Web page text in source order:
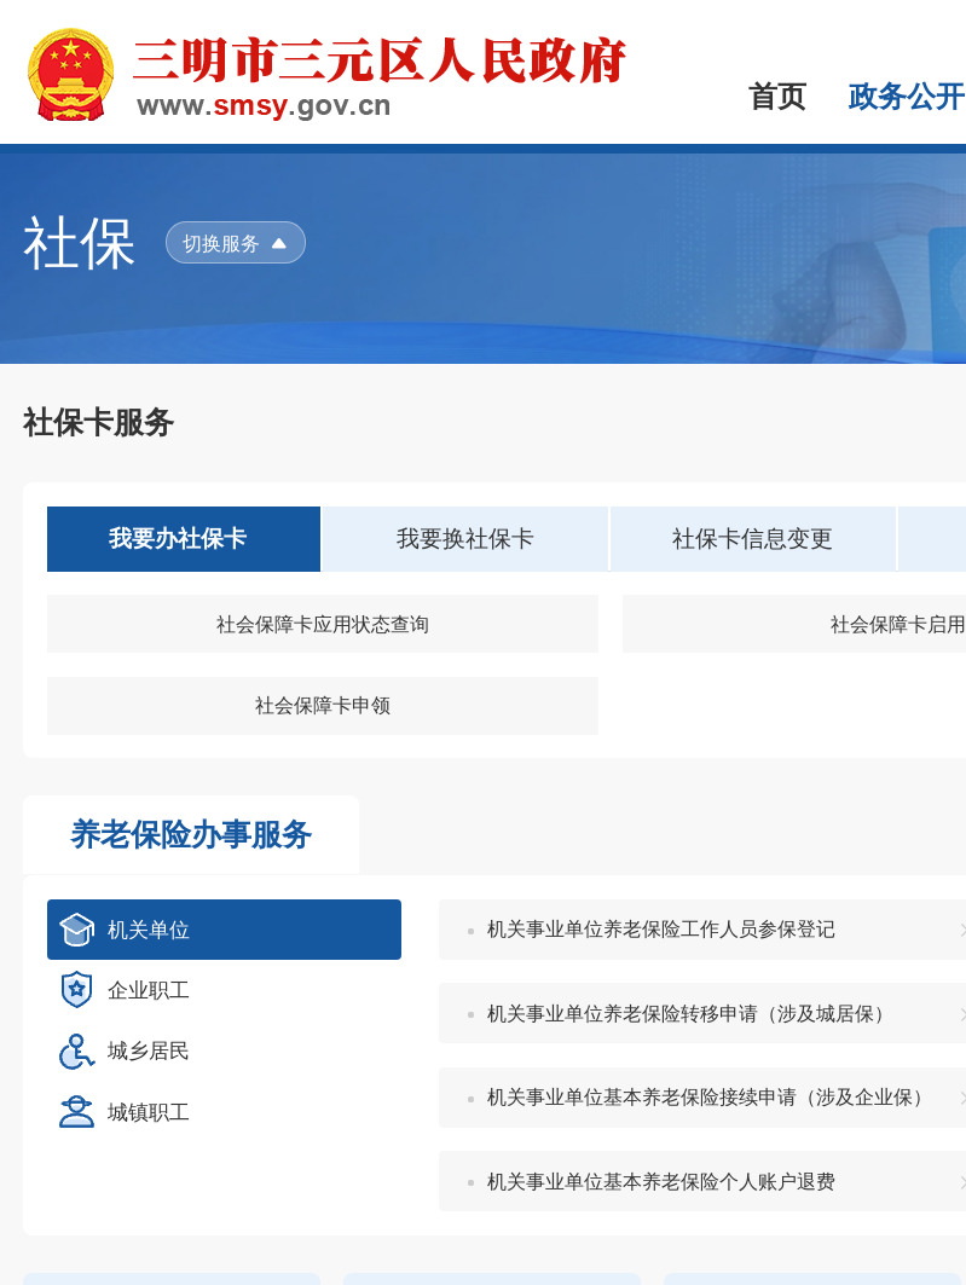
首页 政务公开
社保 切换服务
社保卡服务
我要办社保卡 我要换社保卡 社保卡信息变更
社会保障卡应用状态查询 社会保障卡启用
社会保障卡申领
养老保险办事服务
机关单位
企业职工
城乡居民
城镇职工
机关事业单位养老保险工作人员参保登记
机关事业单位养老保险转移申请（涉及城居保）
机关事业单位基本养老保险接续申请（涉及企业保）
机关事业单位基本养老保险个人账户退费